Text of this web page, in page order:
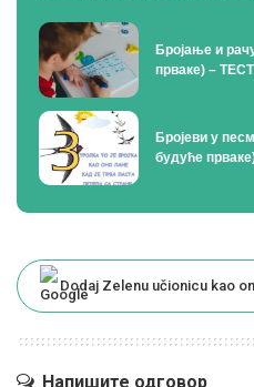
Бројање и
прваке) – ТЕСТ
Бројеви у
будуће
Dodaj Zelenu učionicu kao
Напишите одговор